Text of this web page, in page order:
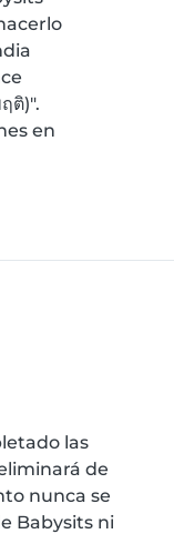
ติ)".
en
las
de
nunca se
Babysits ni